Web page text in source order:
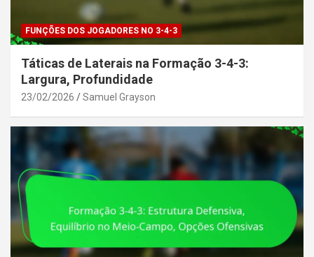
FUNÇÕES DOS JOGADORES NO 3-4-3
Táticas de Laterais na Formação 3-4-3:
Largura, Profundidade
23/02/2026 Samuel Grayson